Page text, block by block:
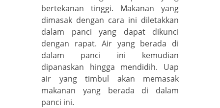
bertekanan tinggi. Makanan yang
dimasak dengan cara ini diletakkan
dalam panci yang dapat dikunci
dengan rapat. Air yang berada di
dalam panci ini kemudian
dipanaskan hingga mendidih. Uap
air yang timbul akan memasak
makanan yang berada di dalam
panci ini.